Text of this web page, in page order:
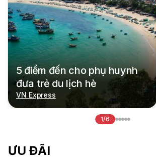
5 điểm đến cho phụ huynh
đưa trẻ du lịch hè
VN Express
1/6
ƯU ĐÃI